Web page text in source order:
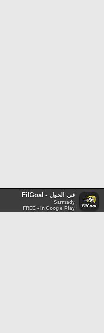
في الجول - FilGoal
Sarmady
FREE - In Google Play